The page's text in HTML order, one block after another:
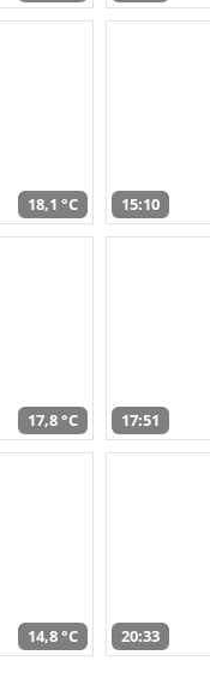
18,1 °C 15:10
17,8 °C 17:51
14,8 °C 20:33